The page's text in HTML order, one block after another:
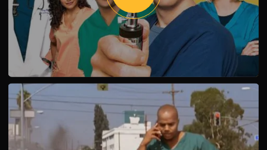
Клиника также получает новую сотрудницу, психолога
Молли Клок. Ее обаяние и сексапильность влияют не
только на пациентов, но и на медицинский коллектив.
Как ее появление повлияет на обстановку в клинике и
взаимоотношения между персоналом? 4 сезон
"Клиники" продолжает увлекательно и с юмором
рассказывать о приключениях этой дружной группы
медиков.